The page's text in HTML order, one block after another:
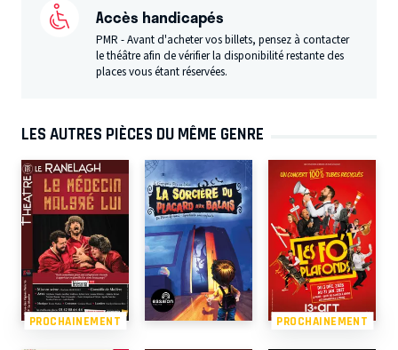
Accès handicapés
PMR - Avant d'acheter vos billets, pensez à contacter
le théâtre afin de vérifier la disponibilité restante des
places vous étant réservées.
LES AUTRES PIÈCES DU MÊME GENRE
PROCHAINEMENT PROCHAINEMENT